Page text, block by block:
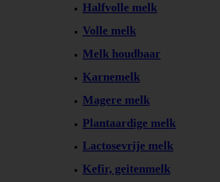
Halfvolle melk
Volle melk
Melk houdbaar
Karnemelk
Magere melk
Plantaardige melk
Lactosevrije melk
Kefir, geitenmelk